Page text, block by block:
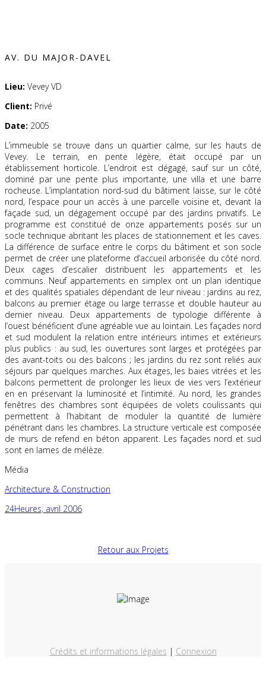
AV. DU MAJOR-DAVEL
Lieu: Vevey VD
Client: Privé
Date: 2005
L’immeuble se trouve dans un quartier calme, sur les hauts de
Vevey. Le terrain, en pente légère, était occupé par un
établissement horticole. L’endroit est dégagé, sauf sur un côté,
dominé par une pente plus importante, une villa et une barre
rocheuse. L’implantation nord-sud du bâtiment laisse, sur le côté
nord, l’espace pour un accès à une parcelle voisine et, devant la
façade sud, un dégagement occupé par des jardins privatifs. Le
programme est constitué de onze appartements posés sur un
socle technique abritant les places de stationnement et les caves.
La différence de surface entre le corps du bâtiment et son socle
permet de créer une plateforme d’accueil arborisée du côté nord.
Deux cages d’escalier distribuent les appartements et les
communs. Neuf appartements en simplex ont un plan identique
et des qualités spatiales dépendant de leur niveau : jardins au rez,
balcons au premier étage ou large terrasse et double hauteur au
dernier niveau. Deux appartements de typologie différente à
l’ouest bénéficient d’une agréable vue au lointain. Les façades nord
et sud modulent la relation entre intérieurs intimes et extérieurs
plus publics : au sud, les ouvertures sont larges et protégées par
des avant-toits ou des balcons ; les jardins du rez sont reliés aux
séjours par quelques marches. Aux étages, les baies vitrées et les
balcons permettent de prolonger les lieux de vies vers l’extérieur
en en préservant la luminosité et l’intimité. Au nord, les grandes
fenêtres des chambres sont équipées de volets coulissants qui
permettent à l’habitant de moduler la quantité de lumière
pénétrant dans les chambres. La structure verticale est composée
de murs de refend en béton apparent. Les façades nord et sud
sont en lames de mélèze.
Média
Architecture & Construction
24Heures, avril 2006
Retour aux Projets
Crédits et informations légales | Connexion